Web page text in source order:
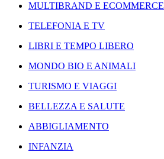
MULTIBRAND E ECOMMERCE
TELEFONIA E TV
LIBRI E TEMPO LIBERO
MONDO BIO E ANIMALI
TURISMO E VIAGGI
BELLEZZA E SALUTE
ABBIGLIAMENTO
INFANZIA